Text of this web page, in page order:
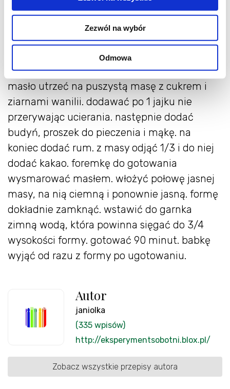
Zezwól na wybór
Odmowa
130 g maki pszennej, tortowej,
1,5 łyżeczki proszku do pieczenia,
10 ml rumu,
masło utrzeć na puszystą masę z cukrem i
ziarnami wanilii. dodawać po 1 jajku nie
przerywając ucierania. następnie dodać
budyń, proszek do pieczenia i mąkę. na
koniec dodać rum. z masy odjąć 1/3 i do niej
dodać kakao. foremkę do gotowania
wysmarować masłem. włożyć połowę jasnej
masy, na nią ciemną i ponownie jasną. formę
dokładnie zamknąć. wstawić do garnka
zimną wodą, która powinna sięgać do 3/4
wysokości formy. gotować 90 minut. babkę
wyjąć od razu z formy po ugotowaniu.
Autor
janiolka
(335 wpisów)
http://eksperymentsobotni.blox.pl/
Zobacz wszystkie przepisy autora